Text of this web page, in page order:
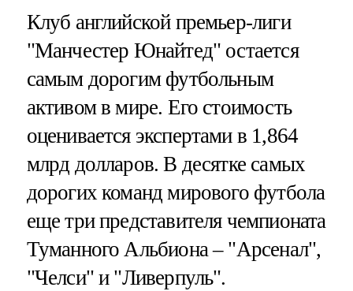
Клуб английской премьер-лиги
"Манчестер Юнайтед" остается
самым дорогим футбольным
активом в мире. Его стоимость
оценивается экспертами в 1,864
млрд долларов. В десятке самых
дорогих команд мирового футбола
еще три представителя чемпионата
Туманного Альбиона – "Арсенал",
"Челси" и "Ливерпуль".